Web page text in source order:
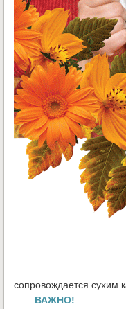
сопровождается сухим
ВАЖНО!